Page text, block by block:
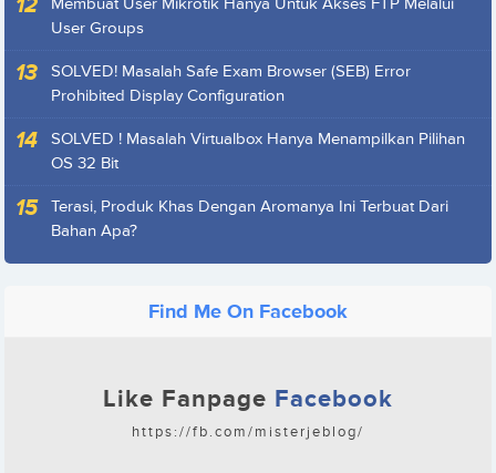
User Groups
SOLVED! Masalah Safe Exam Browser (SEB) Error
Prohibited Display Configuration
SOLVED ! Masalah Virtualbox Hanya Menampilkan Pilihan
OS 32 Bit
Terasi, Produk Khas Dengan Aromanya Ini Terbuat Dari
Bahan Apa?
Find Me On Facebook
Like Fanpage Facebook
https://fb.com/misterjeblog/